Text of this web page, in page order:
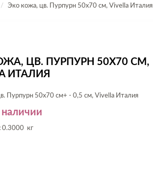
Эко кожа, цв. Пурпурн 50х70 см, Vivella Италия
ЦВ. ПУРПУРН 50Х70 СМ,
ИТАЛИЯ
Пурпурн 50х70 см+ - 0,5 см, Vivella Италия
наличии
0.3000 кг